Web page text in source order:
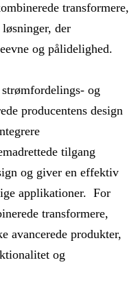
transformere,
der
og pålidelighed.
og
producentens design
tilgang
og giver en effektiv
applikationer. For
transformere,
avancerede produkter,
og